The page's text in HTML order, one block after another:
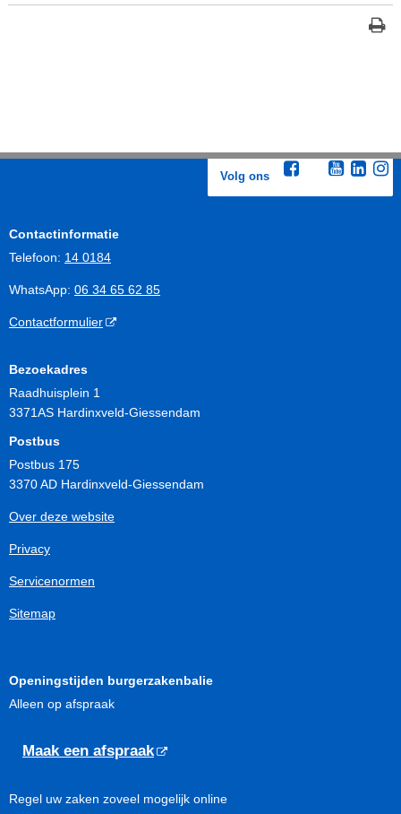
Volg ons
Contactinformatie
Telefoon: 14 0184
WhatsApp: 06 34 65 62 85
Contactformulier
Bezoekadres
Raadhuisplein 1
3371AS Hardinxveld-Giessendam
Postbus
Postbus 175
3370 AD Hardinxveld-Giessendam
Over deze website
Privacy
Servicenormen
Sitemap
Openingstijden burgerzakenbalie
Alleen op afspraak
Maak een afspraak
Regel uw zaken zoveel mogelijk online